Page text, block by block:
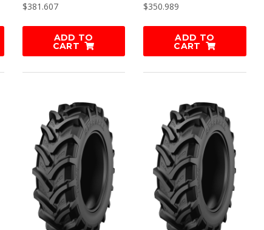
$381.607
ADD TO
CART
$350.989
ADD TO
CART